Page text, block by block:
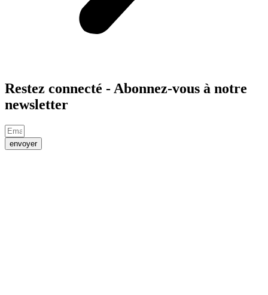
Restez connecté - Abonnez-vous à notre
newsletter
envoyer